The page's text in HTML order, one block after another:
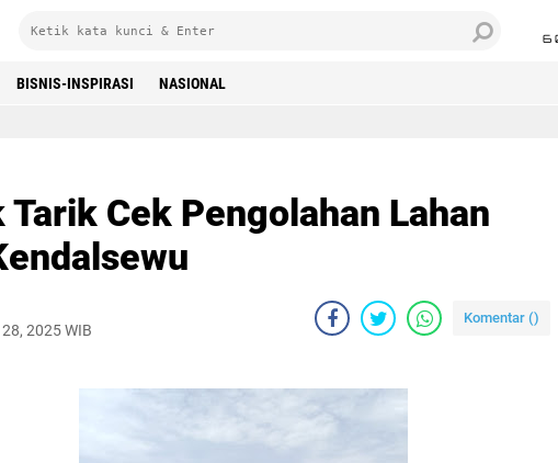
6
BISNIS-INSPIRASI NASIONAL
Cek Pengolahan Lahan
2025 WIB
Komentar ()